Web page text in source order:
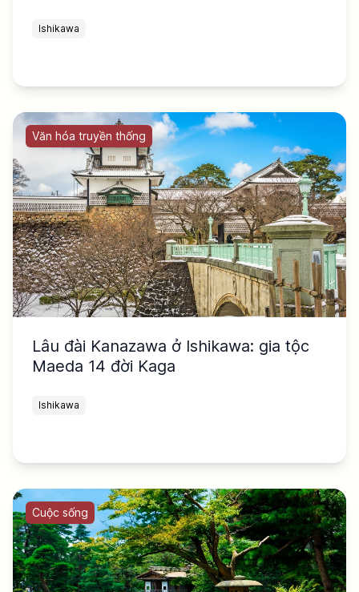
Ishikawa
Văn hóa truyền thống
Lâu đài Kanazawa ở Ishikawa: gia tộc
Maeda 14 đời Kaga
Ishikawa
Cuộc sống